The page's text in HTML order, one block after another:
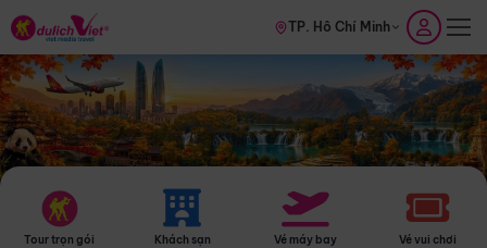
TP. Hồ Chí Minh
Tour trọn gói Khách sạn Vé máy bay Vé vui chơi